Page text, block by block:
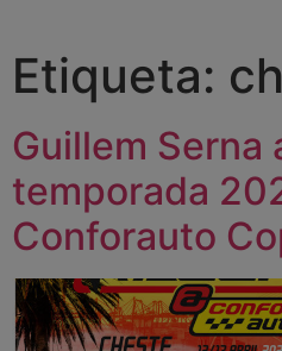
Etiqueta:
Guillem Serna
temporada
Conforauto